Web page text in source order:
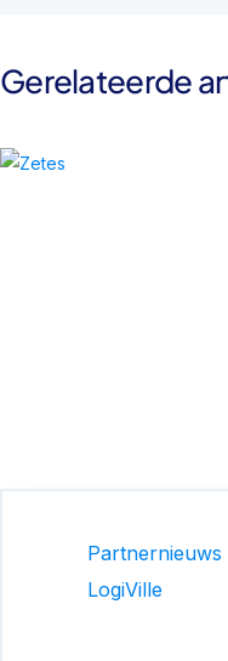
Gerelateerde
Partnernieuws
LogiVille